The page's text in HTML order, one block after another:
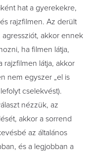
hat a gyerekekre,
rajzfilmen. Az derült
akkor ennek
ha filmen látja,
rajzfilmen látja, akkor
nem egyszer „el is
cselekvést).
nézzük, az
akkor a sorrend
az általános
és a legjobban a